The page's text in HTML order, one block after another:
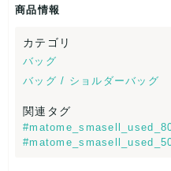
商品情報
カテゴリ
バッグ
バッグ / ショルダーバッグ
関連タグ